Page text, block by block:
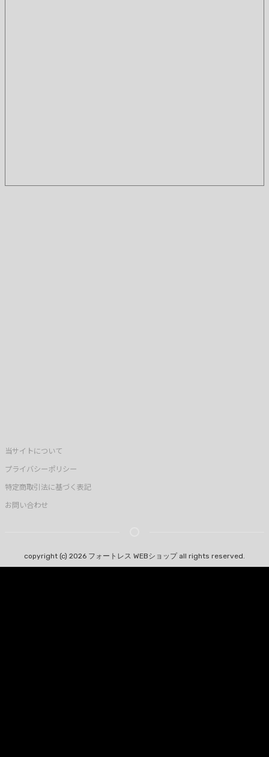
当サイトについて
プライバシーポリシー
特定商取引法に基づく表記
お問い合わせ
copyright (c) 2026 フォートレス WEBショップ all rights reserved.